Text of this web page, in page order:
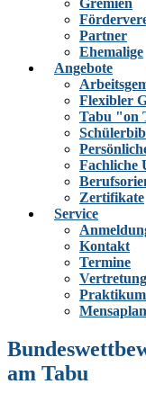
Partner
Ehemalige
Angebote
Flexibler
Tabu "on
Fachliche
Zertifikate
Service
Kontakt
Termine
Mensaplan
am Tabu